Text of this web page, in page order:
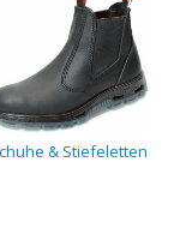
& Stiefeletten